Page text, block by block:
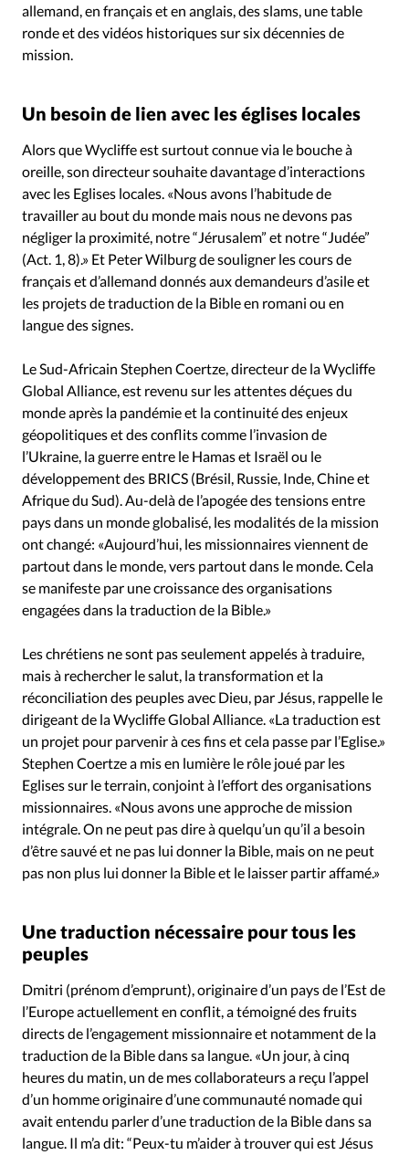
allemand, en français et en anglais, des slams, une table
ronde et des vidéos historiques sur six décennies de
mission.
Un besoin de lien avec les églises locales
Alors que Wycliffe est surtout connue via le bouche à
oreille, son directeur souhaite davantage d’interactions
avec les Eglises locales. «Nous avons l’habitude de
travailler au bout du monde mais nous ne devons pas
négliger la proximité, notre “Jérusalem” et notre “Judée”
(Act. 1, 8).» Et Peter Wilburg de souligner les cours de
français et d’allemand donnés aux demandeurs d’asile et
les projets de traduction de la Bible en romani ou en
langue des signes.
Le Sud-Africain Stephen Coertze, directeur de la Wycliffe
Global Alliance, est revenu sur les attentes déçues du
monde après la pandémie et la continuité des enjeux
géopolitiques et des conflits comme l’invasion de
l’Ukraine, la guerre entre le Hamas et Israël ou le
développement des BRICS (Brésil, Russie, Inde, Chine et
Afrique du Sud). Au-delà de l’apogée des tensions entre
pays dans un monde globalisé, les modalités de la mission
ont changé: «Aujourd’hui, les missionnaires viennent de
partout dans le monde, vers partout dans le monde. Cela
se manifeste par une croissance des organisations
engagées dans la traduction de la Bible.»
Les chrétiens ne sont pas seulement appelés à traduire,
mais à rechercher le salut, la transformation et la
réconciliation des peuples avec Dieu, par Jésus, rappelle le
dirigeant de la Wycliffe Global Alliance. «La traduction est
un projet pour parvenir à ces fins et cela passe par l’Eglise.»
Stephen Coertze a mis en lumière le rôle joué par les
Eglises sur le terrain, conjoint à l’effort des organisations
missionnaires. «Nous avons une approche de mission
intégrale. On ne peut pas dire à quelqu’un qu’il a besoin
d’être sauvé et ne pas lui donner la Bible, mais on ne peut
pas non plus lui donner la Bible et le laisser partir affamé.»
Une traduction nécessaire pour tous les
peuples
Dmitri (prénom d’emprunt), originaire d’un pays de l’Est de
l’Europe actuellement en conflit, a témoigné des fruits
directs de l’engagement missionnaire et notamment de la
traduction de la Bible dans sa langue. «Un jour, à cinq
heures du matin, un de mes collaborateurs a reçu l’appel
d’un homme originaire d’une communauté nomade qui
avait entendu parler d’une traduction de la Bible dans sa
langue. Il m’a dit: “Peux-tu m’aider à trouver qui est Jésus